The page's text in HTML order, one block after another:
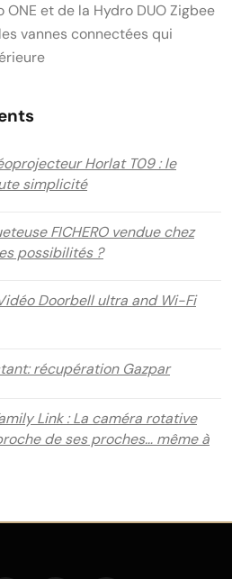
ONE et de la Hydro DUO Zigbee
vannes connectées qui
Horlat T09 : le
simplicité
FICHERO vendue chez
possibilités ?
Doorbell ultra and Wi-Fi
récupération Gazpar
Link : La caméra rotative
de ses proches… même à